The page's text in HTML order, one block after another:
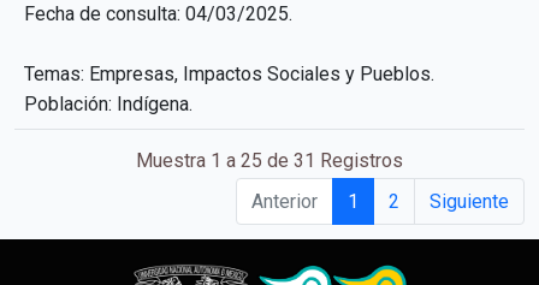
Fecha de consulta: 04/03/2025.
Temas: Empresas, Impactos Sociales y Pueblos.
Población: Indígena.
Muestra 1 a 25 de 31 Registros
Anterior
1 2 Siguiente